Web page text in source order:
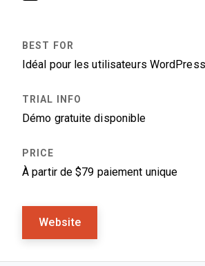
Idéal pour les utilisateurs WordPress
Démo gratuite disponible
À partir de $79 paiement unique
Website